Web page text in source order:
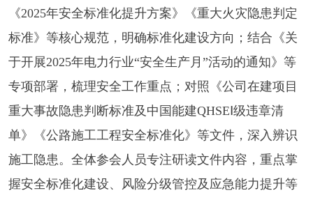
《2025年安全标准化提升方案》《重大火灾隐患判定
标准》等核心规范，明确标准化建设方向；结合《关
于开展2025年电力行业“安全生产月”活动的通知》等
专项部署，梳理安全工作重点；对照《公司在建项目
重大事故隐患判断标准及中国能建QHSEⅠ级违章清
单》《公路施工工程安全标准化》等文件，深入辨识
施工隐患。全体参会人员专注研读文件内容，重点掌
握安全标准化建设、风险分级管控及应急能力提升等